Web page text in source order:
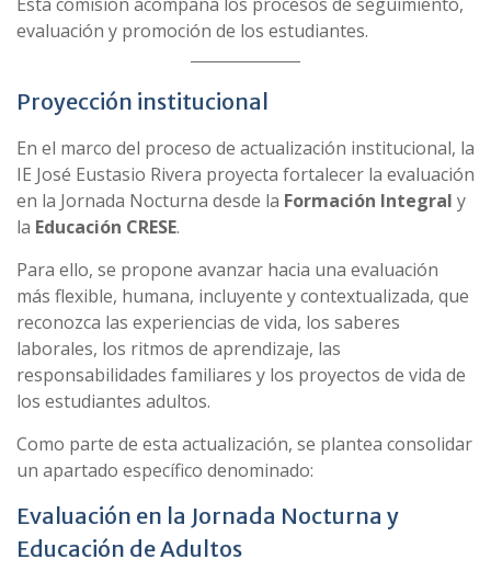
evaluación y promoción de los estudiantes.
Proyección institucional
En el marco del proceso de actualización institucional, la
IE José Eustasio Rivera proyecta fortalecer la evaluación
en la Jornada Nocturna desde la Formación Integral y
la Educación CRESE.
Para ello, se propone avanzar hacia una evaluación
más flexible, humana, incluyente y contextualizada, que
reconozca las experiencias de vida, los saberes
laborales, los ritmos de aprendizaje, las
responsabilidades familiares y los proyectos de vida de
los estudiantes adultos.
Como parte de esta actualización, se plantea consolidar
un apartado específico denominado:
Evaluación en la Jornada Nocturna y
Educación de Adultos